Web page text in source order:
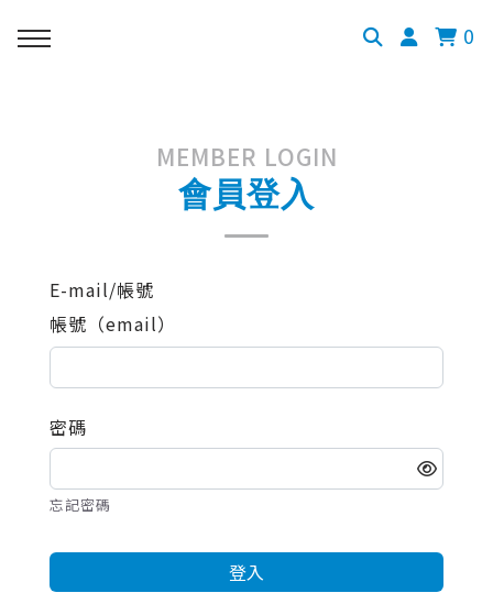
0
MEMBER LOGIN
會員登入
E-mail/帳號
帳號（email）
密碼
忘記密碼
登入